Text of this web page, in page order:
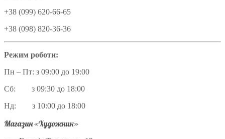
+38 (099) 620-66-65
+38 (098) 820-36-36
Режим роботи:
Пн – Пт: з 09:00 до 19:00
Сб: з 09:30 до 18:00
Нд: з 10:00 до 18:00
Магазин «Художник»